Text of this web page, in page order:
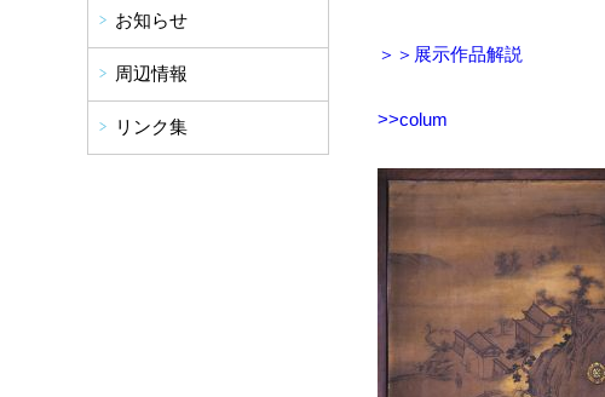
＞＞展示作品解説
>>colum
お知らせ
周辺情報
リンク集